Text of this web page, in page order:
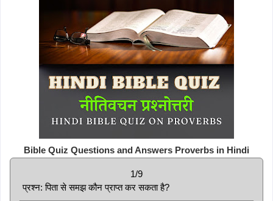
Bible Quiz Questions and Answers Proverbs in Hindi
1/9
प्रश्न: पिता से समझ कौन प्राप्त कर सकता है?